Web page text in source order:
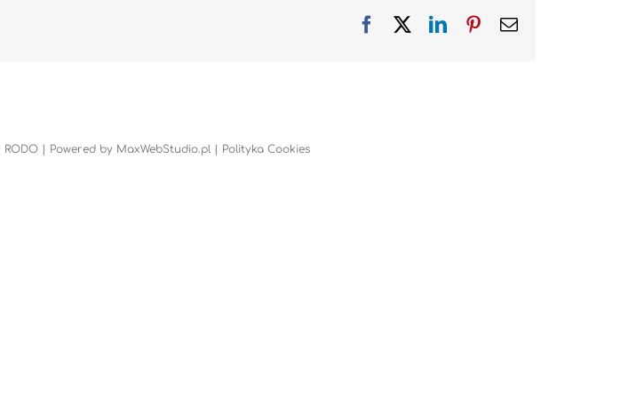
FacebookLinkedInPinterest
Email
RODO| Powered by MaxWebStudio.pl | Polityka Cookies